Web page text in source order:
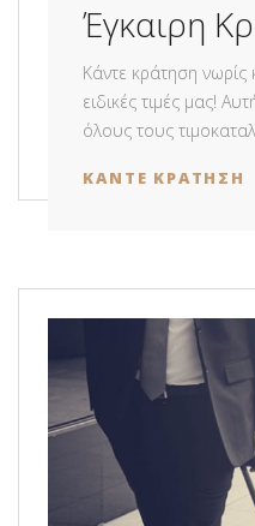
Έγκαιρη
Κάντε κράτηση νωρίς
ειδικές τιμές μας!
όλους τους
ΚΑΝΤΕ ΚΡΑΤΗΣΗ